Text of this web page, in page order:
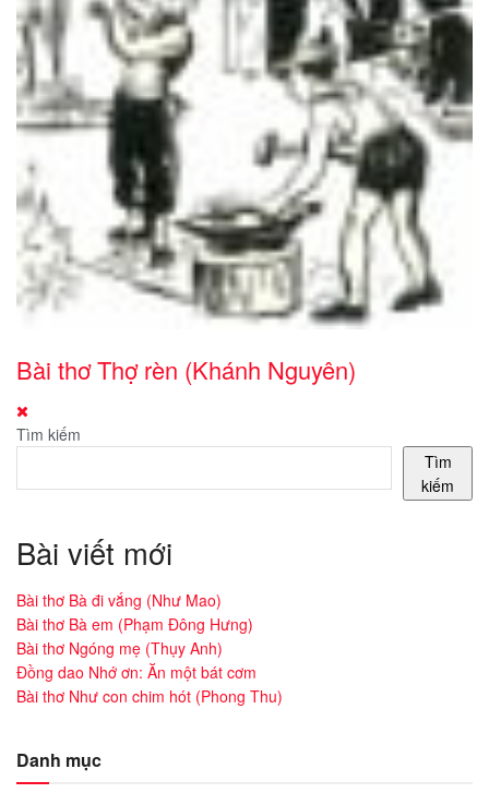
Bài thơ Thợ rèn (Khánh Nguyên)
Tìm kiếm
Tìm
kiếm
Bài viết mới
Bài thơ Bà đi vắng (Như Mao)
Bài thơ Bà em (Phạm Đông Hưng)
Bài thơ Ngóng mẹ (Thụy Anh)
Đồng dao Nhớ ơn: Ăn một bát cơm
Bài thơ Như con chim hót (Phong Thu)
Danh mục